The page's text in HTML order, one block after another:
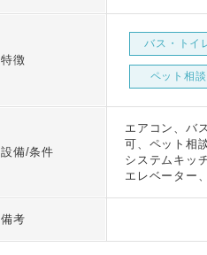
特徴
バス・トイ
ペット相
設備/条件
エアコン、バ
可、ペット相
システムキッ
エレベーター
備考